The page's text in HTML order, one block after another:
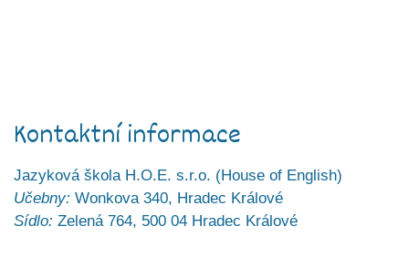
Kontaktní informace
Jazyková škola H.O.E. s.r.o. (House of English)
Učebny: Wonkova 340, Hradec Králové
Sídlo: Zelená 764, 500 04 Hradec Králové